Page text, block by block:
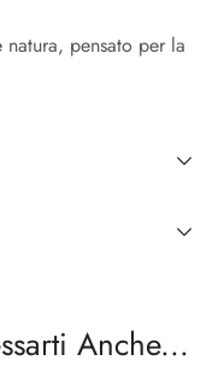
pensato per la
Anche...